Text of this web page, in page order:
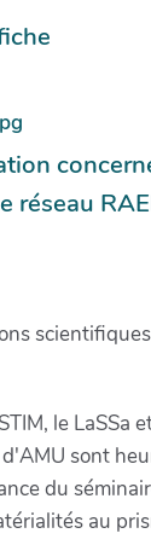
réseau
scientifiques
le LaSSa
sont
du
au